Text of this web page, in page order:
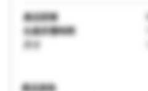
產品型號
生產所需時間
產品規格